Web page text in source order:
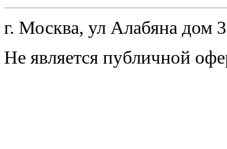
г. Москва, ул Алабяна дом
Не является публичной